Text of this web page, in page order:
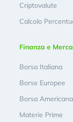
Criptovalute
Calcolo
Finanza e
Borsa Italiana
Borse Europee
Borsa Americana
Materie Prime